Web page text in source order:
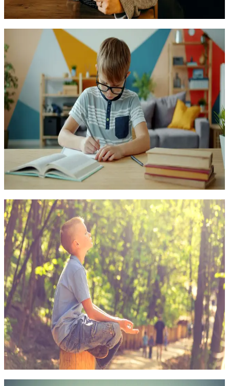
10 500₽
Психолого-педагогическая деятельность
Нейропсихологические аспекты формирования
письменной речи: нарушения и коррекция
Программа позволяет слушателям познакомиться с
нейропсихологией формирования письменной речи и освоить
навыки практической работы в системе помощи детям с
нарушениями письма
18.08.2026
Онлайн
Психолого-педагогическая деятельность
Нейропсихологический подход к коррекции
нарушения развития у детей
Программа разработана в связи с возрастающим запросом
практических специалистов на расширение спектра методов
коррекции и реабилитации детей, имеющих аномалии
развития и требующих особой помощи в обеспечении
адаптации к образовательным и социальным условиям
36 часов
12.01.2027
11 000 ₽